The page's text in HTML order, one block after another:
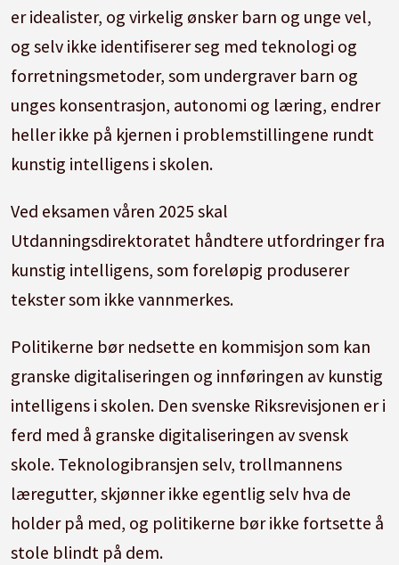
er idealister, og virkelig ønsker barn og unge vel,
og selv ikke identifiserer seg med teknologi og
forretningsmetoder, som undergraver barn og
unges konsentrasjon, autonomi og læring, endrer
heller ikke på kjernen i problemstillingene rundt
kunstig intelligens i skolen.
Ved eksamen våren 2025 skal
Utdanningsdirektoratet håndtere utfordringer fra
kunstig intelligens, som foreløpig produserer
tekster som ikke vannmerkes.
Politikerne bør nedsette en kommisjon som kan
granske digitaliseringen og innføringen av kunstig
intelligens i skolen. Den svenske Riksrevisjonen er i
ferd med å granske digitaliseringen av svensk
skole. Teknologibransjen selv, trollmannens
læregutter, skjønner ikke egentlig selv hva de
holder på med, og politikerne bør ikke fortsette å
stole blindt på dem.